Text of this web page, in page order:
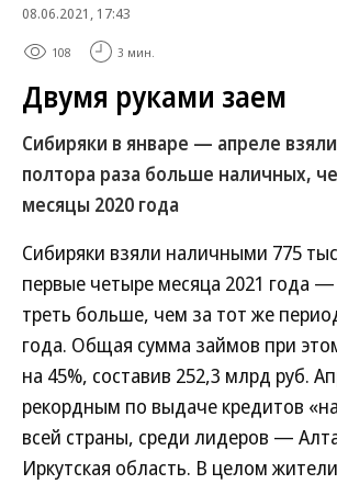
08.06.2021, 17:43
108 3 мин.
Двумя руками заем
Сибиряки в январе — апреле
полтора раза больше наличных,
месяцы 2020 года
Сибиряки взяли наличными 775
первые четыре месяца 2021 года
треть больше, чем за тот же
года. Общая сумма займов при
на 45%, составив 252,3 млрд руб.
рекордным по выдаче кредитов
всей страны, среди лидеров —
Иркутская область. В целом